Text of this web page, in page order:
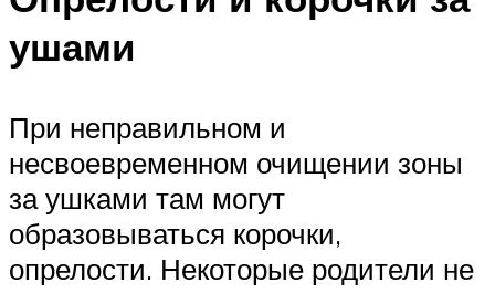
ушами
При неправильном и
несвоевременном очищении зоны
за ушками там могут
образовываться корочки,
опрелости. Некоторые родители не